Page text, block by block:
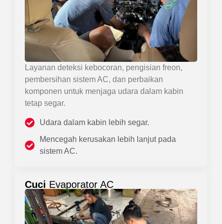
Layanan deteksi kebocoran, pengisian freon,
pembersihan sistem AC, dan perbaikan
komponen untuk menjaga udara dalam kabin
tetap segar.
Udara dalam kabin lebih segar.
Mencegah kerusakan lebih lanjut pada
sistem AC.
Cuci Evaporator AC